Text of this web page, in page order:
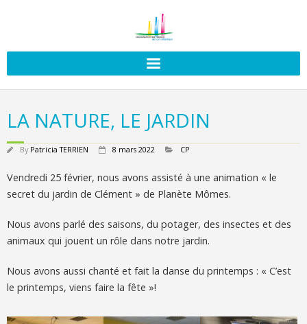
LA NATURE, LE JARDIN
By Patricia TERRIEN 8 mars 2022 CP
Vendredi 25 février, nous avons assisté à une animation « le
secret du jardin de Clément » de Planète Mômes.
Nous avons parlé des saisons, du potager, des insectes et des
animaux qui jouent un rôle dans notre jardin.
Nous avons aussi chanté et fait la danse du printemps : « C’est
le printemps, viens faire la fête »!